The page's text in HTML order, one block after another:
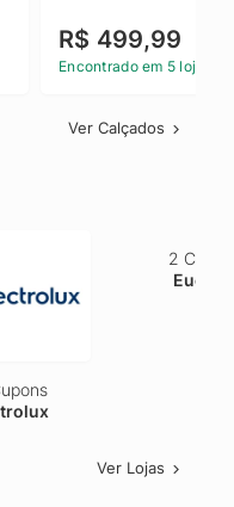
R$ 499,99
Encontrado em 5 lojas
Ver Calçados
Ver Lojas